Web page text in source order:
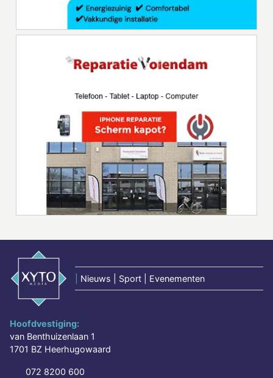
Nieuws | Sport | Evenementen
Hoofdvestiging:
van Benthuizenlaan 1
1701 BZ Heerhugowaard
072 8200 600